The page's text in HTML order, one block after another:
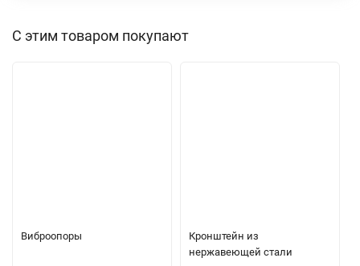
С этим товаром покупают
Виброопоры
Кронштейн из
нержавеющей стали